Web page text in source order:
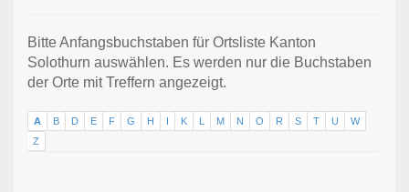
Bitte Anfangsbuchstaben für Ortsliste Kanton
Solothurn auswählen. Es werden nur die Buchstaben
der Orte mit Treffern angezeigt.
A B D E F G H K M N O R S T U
W
Z